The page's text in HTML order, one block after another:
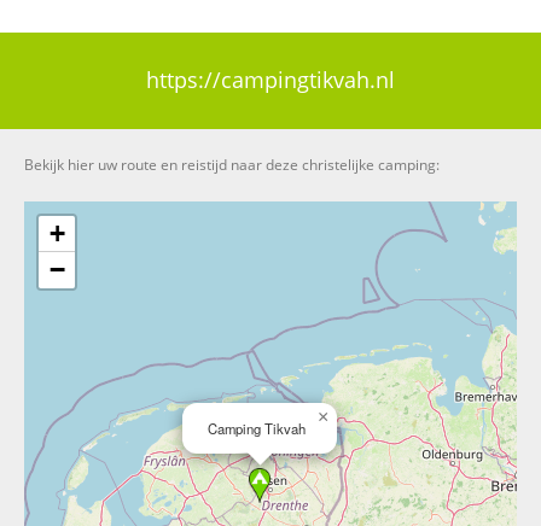
https://campingtikvah.nl
Bekijk hier uw route en reistijd naar deze christelijke camping:
Camping Tikvah
×
+
−